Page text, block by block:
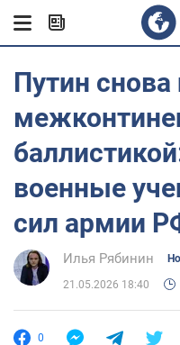
Путин снова
военные
сил армии
Илья Рябинин
21.05.2026 18:40
0